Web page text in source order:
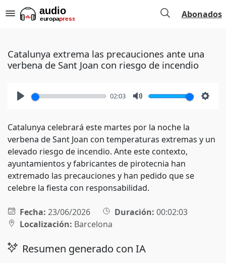
Abonados
Catalunya extrema las precauciones ante una
verbena de Sant Joan con riesgo de incendio
02:03
Catalunya celebrará este martes por la noche la
verbena de Sant Joan con temperaturas extremas y un
elevado riesgo de incendio. Ante este contexto,
ayuntamientos y fabricantes de pirotecnia han
extremado las precauciones y han pedido que se
celebre la fiesta con responsabilidad.
Fecha: 23/06/2026 Duración: 00:02:03
Localización: Barcelona
Resumen generado con IA